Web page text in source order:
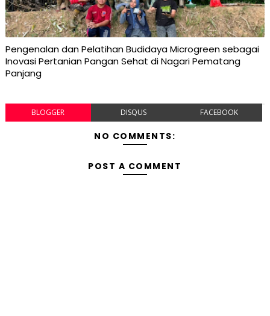
Pengenalan dan Pelatihan Budidaya Microgreen sebagai
Inovasi Pertanian Pangan Sehat di Nagari Pematang
Panjang
BLOGGER DISQUS FACEBOOK
NO COMMENTS:
POST A COMMENT